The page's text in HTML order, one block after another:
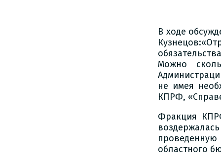
В ходе
Можно
не имея
КПРФ,
Фракция
областного